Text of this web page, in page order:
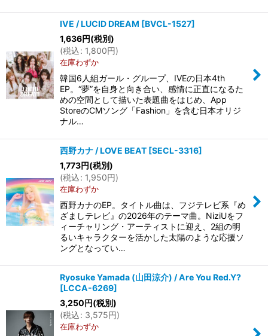
IVE / LUCID DREAM [BVCL-1527]
1,636円(税別)
(税込: 1,800円)
在庫わずか
韓国6人組ガール・グループ、IVEの日本4th
EP。“夢”を自身と向き合い、感情に正直になるた
めの空間として描いた表題曲をはじめ、App
StoreのCMソング「Fashion」を含む日本オリジ
ナル…
西野カナ / LOVE BEAT [SECL-3316]
1,773円(税別)
(税込: 1,950円)
在庫わずか
西野カナのEP。タイトル曲は、フジテレビ系『め
ざましテレビ』の2026年のテーマ曲。NiziUをフ
ィーチャリング・アーティストに迎え、2組の明
るいキャラクターを活かした太陽のような応援ソ
ングとなってい…
Ryosuke Yamada (山田涼介) / Are You Red.Y?
[LCCA-6269]
3,250円(税別)
(税込: 3,575円)
在庫わずか